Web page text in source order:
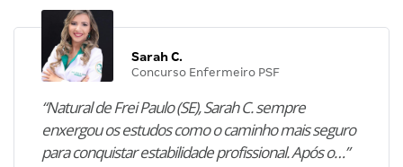
Sarah C.
Concurso Enfermeiro PSF
“Natural de Frei Paulo (SE), Sarah C. sempre
enxergou os estudos como o caminho mais seguro
para conquistar estabilidade profissional. Após o…”